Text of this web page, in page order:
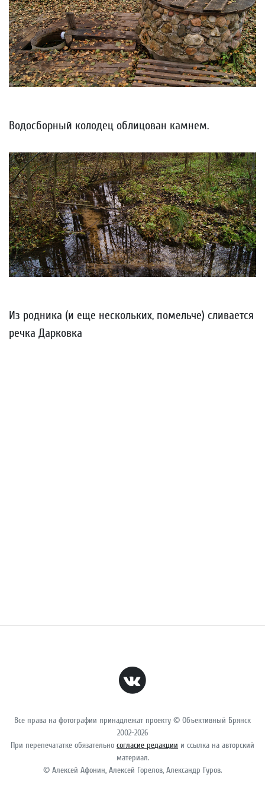
Водосборный колодец облицован камнем.
Из родника (и еще нескольких, помельче) сливается
речка Дарковка
Все права на фотографии принадлежат проекту © Объективный Брянск
2002-2026
При перепечататке обязательно согласие редакции и ссылка на авторский
материал.
© Алексей Афонин, Алексей Горелов, Александр Гуров.